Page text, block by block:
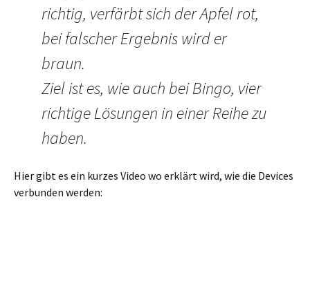
richtig, verfärbt sich der Apfel rot,
bei falscher Ergebnis wird er
braun.
Ziel ist es, wie auch bei Bingo, vier
richtige Lösungen in einer Reihe zu
haben.
Hier gibt es ein kurzes Video wo erklärt wird, wie die Devices
verbunden werden: